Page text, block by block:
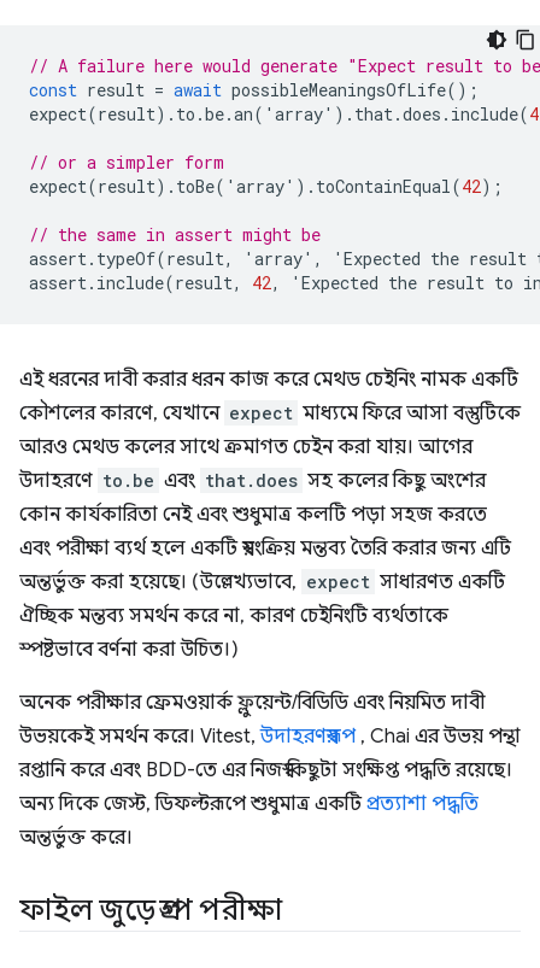
// A failure here would generate "Expect result to
const result = await possibleMeaningsOfLife();
expect(result). to .be.an( ' array' ). that.does . include(
// or a simpler form
expect(result). toBe( ' array' ). toContainEqual(42);
// the same in assert might be
assert. typeOf(result, ' array' , ' Expected the result
assert. include(result, 42, ' Expected the result to
এই ধরনের দাবী করার ধরন কাজ করে মেথড চেইনিং নামক একটি
কৌশলের কারণে, যেখানে expect মাধ্যমে ফিরে আসা বস্তুটিকে
আরও মেথড কলের সাথে ক্রমাগত চেইন করা যায়। আগের
উদাহরণে to.be এবং that.does সহ কলের কিছু অংশের
কোন কার্যকারিতা নেই এবং শুধুমাত্র কলটি পড়া সহজ করতে
এবং পরীক্ষা ব্যর্থ হলে একটি স্বয়ংক্রিয় মন্তব্য তৈরি করার জন্য এটি
অন্তর্ভুক্ত করা হয়েছে। (উল্লেখ্যভাবে, expect সাধারণত একটি
ঐচ্ছিক মন্তব্য সমর্থন করে না, কারণ চেইনিংটি ব্যর্থতাকে
স্পষ্টভাবে বর্ণনা করা উচিত।)
অনেক পরীক্ষার ফ্রেমওয়ার্ক ফ্লুয়েন্ট/বিডিডি এবং নিয়মিত দাবী
উভয়কেই সমর্থন করে। Vitest,উদাহরণস্বরূপ, Chai এর উভয় পন্থা
রপ্তানি করে এবং BDD-তে এর নিজস্ব কিছুটা সংক্ষিপ্ত পদ্ধতি রয়েছে।
অন্য দিকে জেস্ট, ডিফল্টরূপে শুধুমাত্র একটিপ্রত্যাশা পদ্ধতি
অন্তর্ভুক্ত করে।
ফাইল জুড়ে গ্রুপ পরীক্ষা